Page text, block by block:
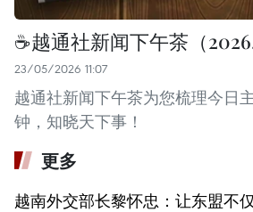
☕️越通社新闻下午茶（
23/05/2026 11:07
越通社新闻下午茶为您梳理今日
钟，知晓天下事！
更多
越南外交部长黎怀忠：让东盟不